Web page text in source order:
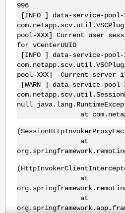
996
[INFO ] data-service-
pool-XXX] Current user
for vCenterUUID
[INFO ] data-service-
pool-XXX] -Current server
[WARN ] data-service-
null
at
at
at
at